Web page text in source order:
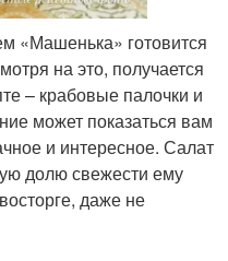
«Машенька» готовится
на это, получается
– крабовые палочки и
может показаться вам
и интересное. Салат
долю свежести ему
даже не